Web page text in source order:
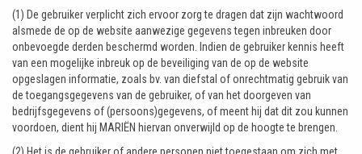
(1) De gebruiker verplicht zich ervoor zorg te dragen dat zijn wachtwoord
alsmede de op de website aanwezige gegevens tegen inbreuken door
onbevoegde derden beschermd worden. Indien de gebruiker kennis heeft
van een mogelijke inbreuk op de beveiliging van de op de website
opgeslagen informatie, zoals bv. van diefstal of onrechtmatig gebruik van
de toegangsgegevens van de gebruiker, of van het doorgeven van
bedrijfsgegevens of (persoons)gegevens, of meent hij dat dit zou kunnen
voordoen, dient hij MARIËN hiervan onverwijld op de hoogte te brengen.